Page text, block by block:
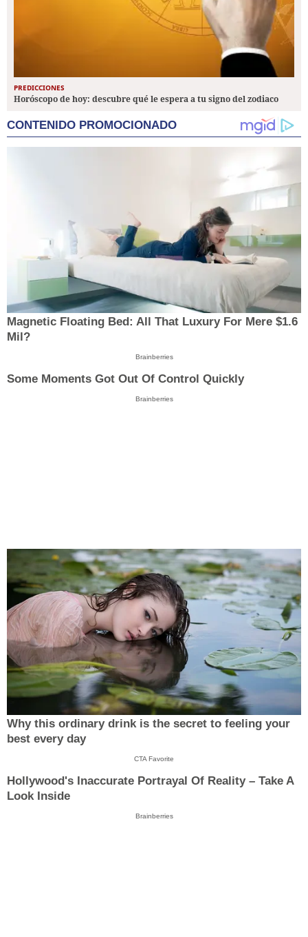
PREDICCIONES
Horóscopo de hoy: descubre qué le espera a tu signo del zodiaco
CONTENIDO PROMOCIONADO
Magnetic Floating Bed: All That Luxury For Mere $1.6
Mil?
Brainberries
Some Moments Got Out Of Control Quickly
Brainberries
Why this ordinary drink is the secret to feeling your
best every day
CTA Favorite
Hollywood's Inaccurate Portrayal Of Reality – Take A
Look Inside
Brainberries